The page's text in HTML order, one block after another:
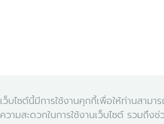
เว็บไซต์นี้มีการใช้งานคุกกี้เพื่อให้ท่านสาม
ความสะดวกในการใช้งานเว็บไซต์ รวมถึง